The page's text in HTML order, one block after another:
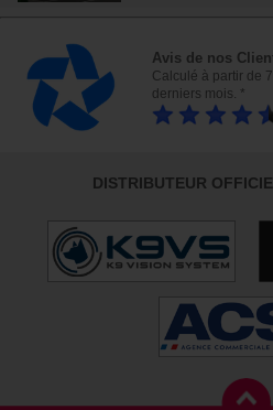
Avis de nos
Calculé à partir de
derniers mois. *
DISTRIBUTEUR